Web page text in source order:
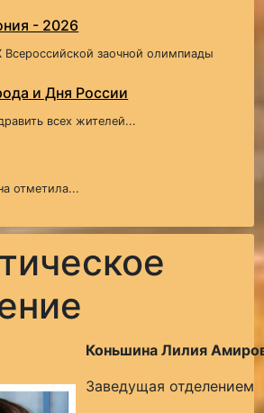
- 2026
Всероссийской заочной олимпиады
и Дня России
всех жителей...
отметила...
Коньшина Лилия
Заведущая отделением